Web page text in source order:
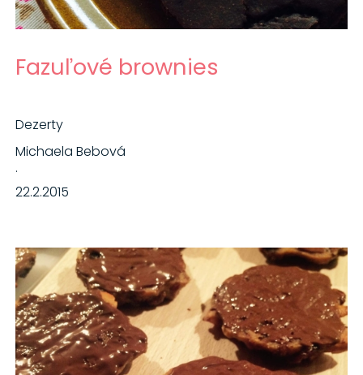
Fazuľové brownies
Dezerty
Michaela Bebová
·
22.2.2015